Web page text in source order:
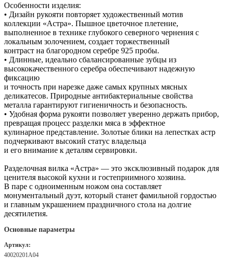
Особенности изделия:
• Дизайн рукояти повторяет художественный мотив
коллекции «Астра». Пышное цветочное плетение,
выполненное в технике глубокого северного чернения с
локальным золочением, создает торжественный
контраст на благородном серебре 925 пробы.
• Длинные, идеально сбалансированные зубцы из
высококачественного серебра обеспечивают надежную
фиксацию
и точность при нарезке даже самых крупных мясных
деликатесов. Природные антибактериальные свойства
металла гарантируют гигиеничность и безопасность.
• Удобная форма рукояти позволяет уверенно держать прибор,
превращая процесс разделки мяса в эффектное
кулинарное представление. Золотые блики на лепестках астр
подчеркивают высокий статус владельца
и его внимание к деталям сервировки.
Разделочная вилка «Астра» — это эксклюзивный подарок для
ценителя высокой кухни и гостеприимного хозяина.
В паре с одноименным ножом она составляет
монументальный дуэт, который станет фамильной гордостью
и главным украшением праздничного стола на долгие
десятилетия.
Основные параметры
Артикул:
40020201А04